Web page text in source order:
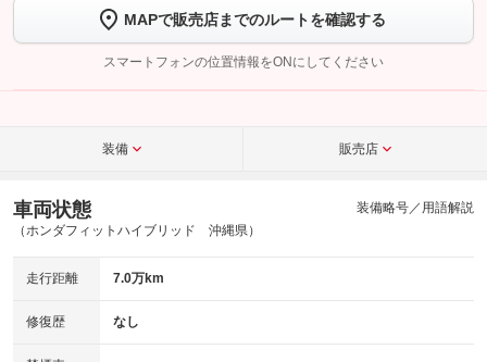
トーク画面で
ボタンをタップして問い合わせを
完了してください。
こちら
MAPで販売店までのルートを確認する
スマートフォンの位置情報をONにしてください
装備 販売店
車両状態
（ホンダフィットハイブリッド 沖縄県）
装備略号／用語解説
走行距離 7.0万km
修復歴 なし